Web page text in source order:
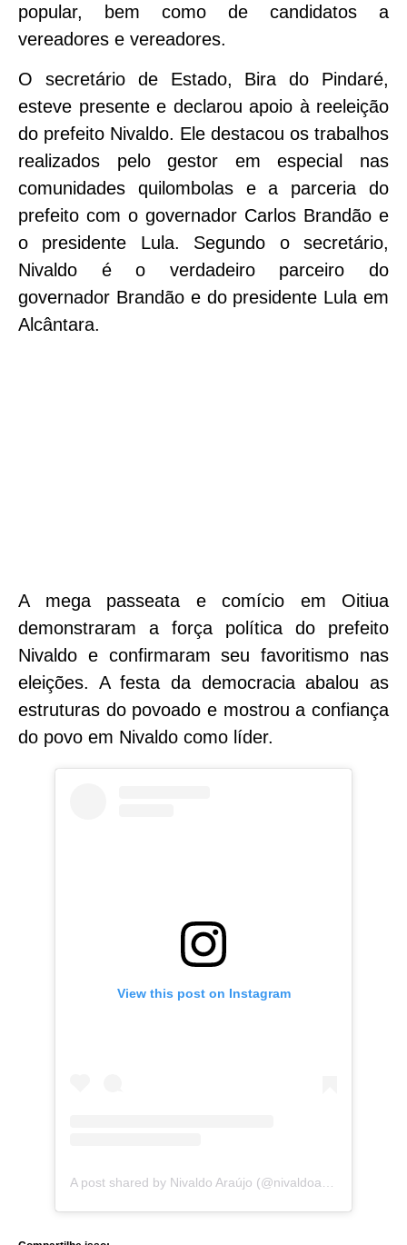
popular, bem como de candidatos a
vereadores e vereadores.
O secretário de Estado, Bira do Pindaré,
esteve presente e declarou apoio à reeleição
do prefeito Nivaldo. Ele destacou os trabalhos
realizados pelo gestor em especial nas
comunidades quilombolas e a parceria do
prefeito com o governador Carlos Brandão e
o presidente Lula. Segundo o secretário,
Nivaldo é o verdadeiro parceiro do
governador Brandão e do presidente Lula em
Alcântara.
A mega passeata e comício em Oitiua
demonstraram a força política do prefeito
Nivaldo e confirmaram seu favoritismo nas
eleições. A festa da democracia abalou as
estruturas do povoado e mostrou a confiança
do povo em Nivaldo como líder.
View this post on Instagram